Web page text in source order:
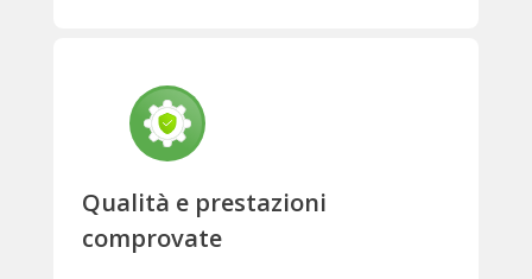
Qualità e prestazioni
comprovate